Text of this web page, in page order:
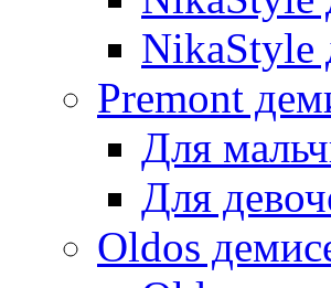
NikaStyle
Premont
Для
Для
Oldos